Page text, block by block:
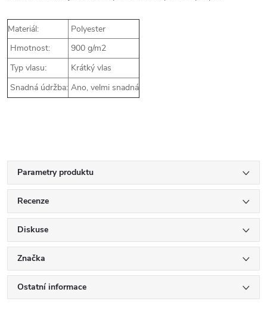
Materiál:
Polyester
Hmotnost:
900 g/m2
Typ vlasu:
Krátký vlas
Snadná údržba: Ano, velmi snadná
Parametry produktu
Recenze
Diskuse
Značka
Ostatní informace